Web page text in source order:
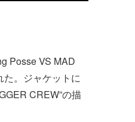
Posse VS MAD
。ジャケットに
CREW”の描